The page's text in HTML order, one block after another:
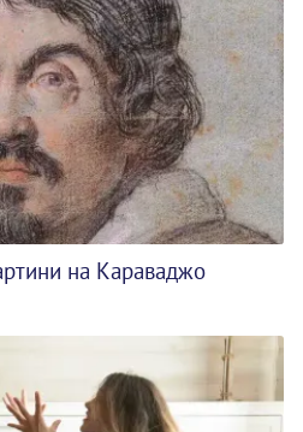
на Караваджо